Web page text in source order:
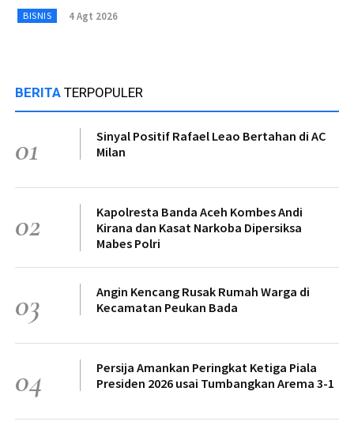
BISNIS 4 Agt 2026
BERITA TERPOPULER
01
Sinyal Positif Rafael Leao Bertahan di AC
Milan
02
Kapolresta Banda Aceh Kombes Andi
Kirana dan Kasat Narkoba Dipersiksa
Mabes Polri
03
Angin Kencang Rusak Rumah Warga di
Kecamatan Peukan Bada
04
Persija Amankan Peringkat Ketiga Piala
Presiden 2026 usai Tumbangkan Arema 3-1